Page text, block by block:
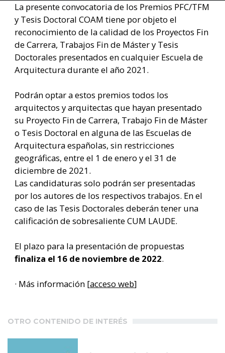
La presente convocatoria de los Premios PFC/TFM
y Tesis Doctoral COAM tiene por objeto el
reconocimiento de la calidad de los Proyectos Fin
de Carrera, Trabajos Fin de Máster y Tesis
Doctorales presentados en cualquier Escuela de
Arquitectura durante el año 2021.
Podrán optar a estos premios todos los
arquitectos y arquitectas que hayan presentado
su Proyecto Fin de Carrera, Trabajo Fin de Máster
o Tesis Doctoral en alguna de las Escuelas de
Arquitectura españolas, sin restricciones
geográficas, entre el 1 de enero y el 31 de
diciembre de 2021.​
Las candidaturas solo podrán ser presentadas
por los autores de los respectivos trabajos. En el
caso de las Tesis Doctorales deberán tener una
calificación de sobresaliente CUM LAUDE.
El plazo para la presentación de propuestas
finaliza el 16 de noviembre de 2022.
· Más información [acceso web]
OTRO CONTENIDO DE INTERÉS